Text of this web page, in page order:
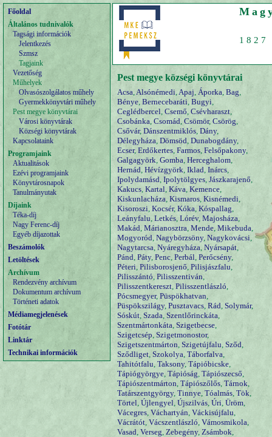
Főoldal
Általános tudnivalók
Tagsági információk
Jelentkezés
Szmsz
Tagjaink
Vezetőség
Műhelyek
Olvasószolgálatos műhely
Gyermekkönyvtári műhely
Pest megye könyvtárai
Városi könyvtárak
Községi könyvtárak
Kapcsolataink
Programjaink
Aktualitások
Ezévi programjaink
Könyvtárosnapok
Tanulmányutak
Díjaink
Téka-díj
Nagy Ferenc-díj
Egyéb díjazottak
Beszámolók
Letöltések
Archívum
Rendezvény archívum
Dokumentum archívum
Történeti adatok
Médiamegjelenések
Fotótár
Linktár
Technikai információk
Pest megye községi könyvtárai
Acsa,Alsónémedi,Apaj, Áporka, Bag,
Bénye, Bernecebaráti, Bugyi,
Ceglédbercel, Csemő, Csévharaszt,
Csobánka, Csomád, Csömör, Csörög,
Csővár, Dánszentmiklós, Dány,
Délegyháza, Dömsöd, Dunabogdány,
Ecser, Erdőkertes, Farmos, Felsőpakony,
Galgagyörk, Gomba, Herceghalom,
Hernád, Hévízgyörk, Iklad, Inárcs,
Ipolydamásd, Ipolytölgyes, Jászkarajenő,
Kakucs, Kartal, Káva, Kemence,
Kiskunlacháza, Kismaros, Kisnémedi,
Kisoroszi, Kocsér, Kóka, Kóspallag,
Leányfalu, Letkés, Lórév, Majosháza,
Makád, Márianosztra, Mende, Mikebuda,
Mogyoród, Nagybörzsöny, Nagykovácsi,
Nagytarcsa, Nyáregyháza, Nyársapát,
Pánd, Páty, Penc, Perbál, Perőcsény,
Péteri, Pilisborosjenő, Pilisjászfalu,
Pilisszántó, Pilisszentiván,
Pilisszentkereszt, Pilisszentlászló,
Pócsmegyer, Püspökhatvan,
Püspökszilágy, Pusztavacs, Rád, Solymár,
Sóskút, Szada, Szentlőrinckáta,
Szentmártonkáta, Szigetbecse,
Szigetcsép, Szigetmonostor,
Szigetszentmárton, Szigetújfalu, Sződ,
Sződliget, Szokolya, Táborfalva,
Tahitótfalu, Taksony, Tápióbicske,
Tápiógyörgye, Tápióság, Tápiószecső,
Tápiószentmárton, Tápiószőlős, Tárnok,
Tatárszentgyörgy, Tinnye, Tóalmás, Tök,
Törtel, Újlengyel, Újszilvás, Úri, Üröm,
Vácegres, Váchartyán, Váckisújfalu,
Vácrátót, Vácszentlászló, Vámosmikola,
Vasad, Verseg, Zebegény, Zsámbok,